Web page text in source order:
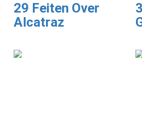
29 Feiten Over
Alcatraz